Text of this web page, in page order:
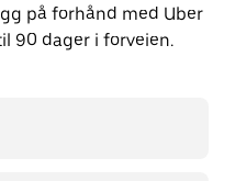
på forhånd med Uber
90 dager i forveien.